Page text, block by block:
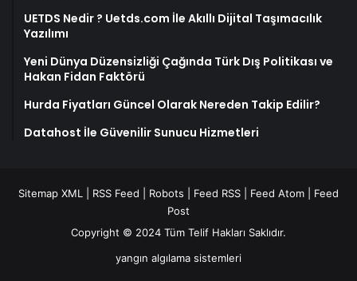
UETDS Nedir ? Uetds.com İle Akıllı Dijital Taşımacılık
Yazılımı
Yeni Dünya Düzensizliği Çağında Türk Dış Politikası ve
Hakan Fidan Faktörü
Hurda Fiyatları Güncel Olarak Nereden Takip Edilir?
Datahost İle Güvenilir Sunucu Hizmetleri
Sitemap XML RSS Feed Robots Feed RSS Feed Atom
Feed
Post
Copyright © 2024 Tüm Telif Hakları Saklıdır.
yangın algılama sistemleri